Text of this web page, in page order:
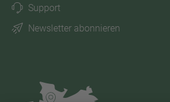
Support
Newsletter abonnieren